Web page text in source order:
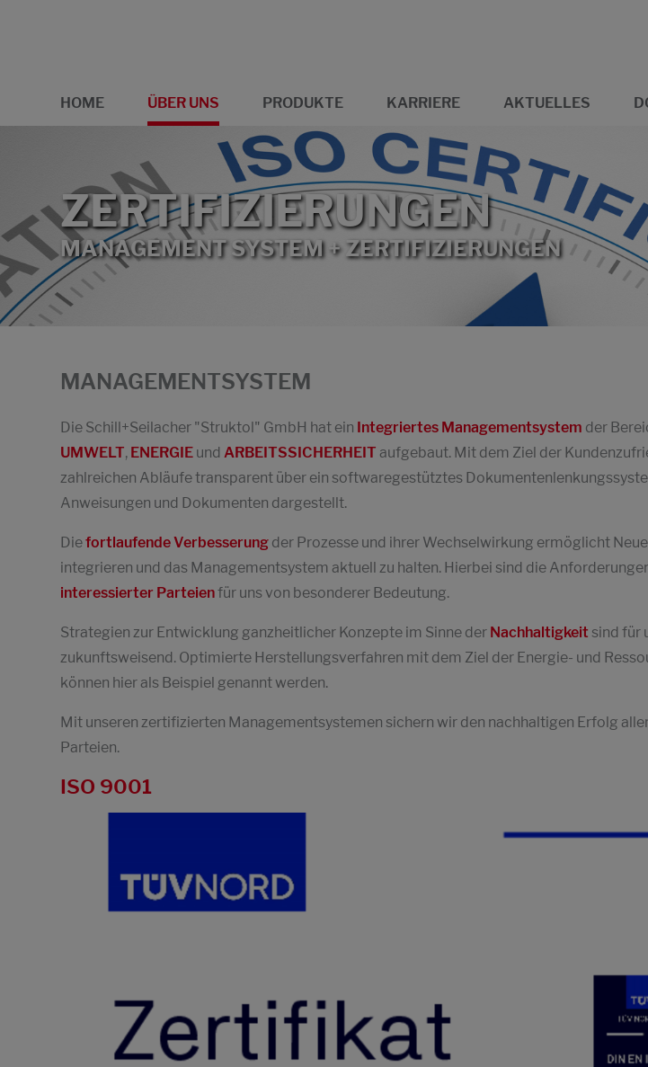
HOME ÜBER UNS PRODUKTE KARRIERE AKTUELLES
ZERTIFIZIERUNGEN
MANAGEMENT SYSTEM + ZERTIFIZIERUNGEN
MANAGEMENTSYSTEM
Die Schill+Seilacher "Struktol" GmbH hat ein Integriertes Managementsystem der
UMWELT, ENERGIE und ARBEITSSICHERHEIT aufgebaut. Mit dem Ziel der
zahlreichen Abläufe transparent über ein softwaregestütztes
Anweisungen und Dokumenten dargestellt.
Diefortlaufende Verbesserung der Prozesse und ihrer Wechselwirkung ermöglicht
integrieren und das Managementsystem aktuell zu halten. Hierbei sind die
interessierter Parteienfür uns von besonderer Bedeutung.
Strategien zur Entwicklung ganzheitlicher Konzepte im Sinne der Nachhaltigkeit sind für
zukunftsweisend. Optimierte Herstellungsverfahren mit dem Ziel der Energie- und
können hier als Beispiel genannt werden.
Mit unseren zertifizierten Managementsystemen sichern wir den nachhaltigen Erfolg
Parteien.
ISO 9001